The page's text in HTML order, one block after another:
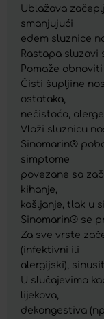
Ublažava
smanjujući
edem sluznice
Rastapa sluzavi
Pomaže
Čisti šupljine
ostataka,
nečistoća,
Vlaži sluznicu
Sinomarin®
simptome
povezane sa
kihanje,
kašljanje, tlak u
Sinomarin® se
Za sve vrste
(infektivni ili
alergijski),
U slučajevima
lijekova,
dekongestiva